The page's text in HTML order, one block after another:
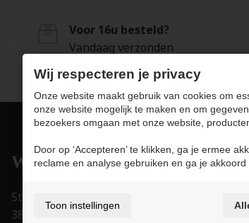
Voor 16u besteld?
Vandaag verzonden
Stapelstraat 15-17
3800 Sint-Truiden
Wij respecteren je privacy
Onze website maakt gebruik van cookies om
onze website mogelijk te maken en om
bezoekers omgaan met onze website,
Door op ‘Accepteren’ te klikken, ga je ermee
reclame en analyse gebruiken en ga je akkoord
Toon instellingen